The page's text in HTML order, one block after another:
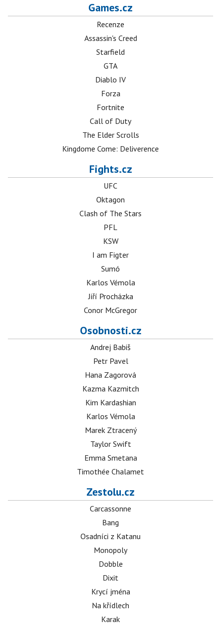
Games.cz
Recenze
Assassin's Creed
Starfield
GTA
Diablo IV
Forza
Fortnite
Call of Duty
The Elder Scrolls
Kingdome Come: Deliverence
Fights.cz
UFC
Oktagon
Clash of The Stars
PFL
KSW
I am Figter
Sumó
Karlos Vémola
Jiří Procházka
Conor McGregor
Osobnosti.cz
Andrej Babiš
Petr Pavel
Hana Zagorová
Kazma Kazmitch
Kim Kardashian
Karlos Vémola
Marek Ztracený
Taylor Swift
Emma Smetana
Timothée Chalamet
Zestolu.cz
Carcassonne
Bang
Osadníci z Katanu
Monopoly
Dobble
Dixit
Krycí jména
Na křídlech
Karak